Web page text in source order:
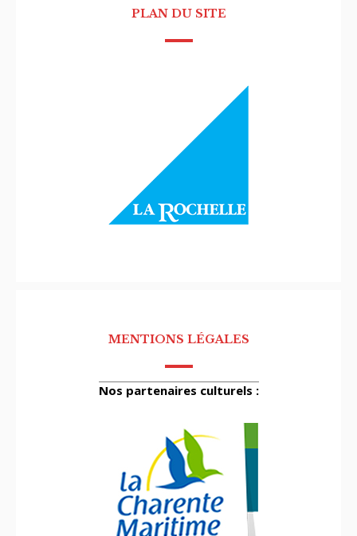
PLAN DU SITE
MENTIONS LÉGALES
Nos partenaires culturels :